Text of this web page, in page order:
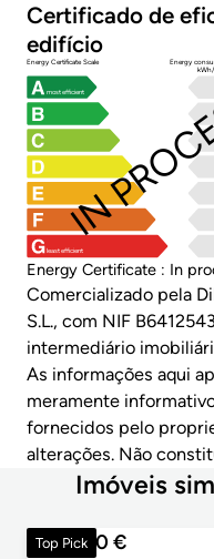
Certificado de
edifício
Energy Certificate Scale
Energy
kWh/
most efficient
least efficient
IN
Energy Certificate : In
Comercializado pela
S.L., com NIF
intermediário
As informações aqui
meramente
fornecidos pelo
alterações. Não
Imóveis
Top Pick
990.000 €